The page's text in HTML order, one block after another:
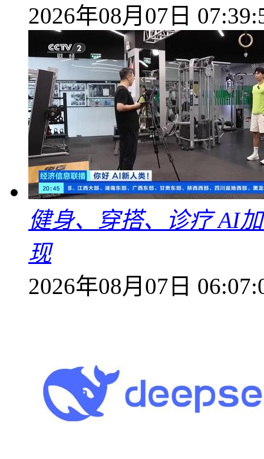
2026年08月07日
健身、穿搭、诊疗 AI
现
2026年08月07日